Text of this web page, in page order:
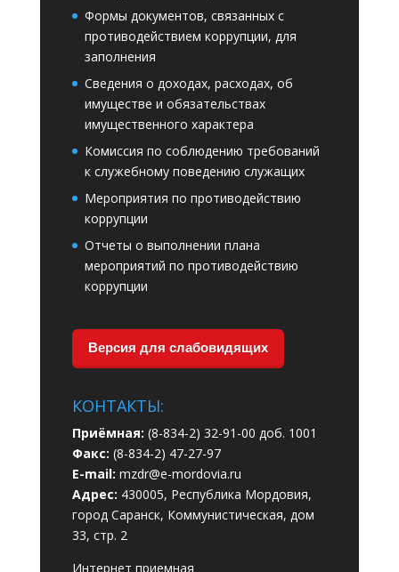
Формы документов, связанных с
противодействием коррупции, для
заполнения
Сведения о доходах, расходах, об
имуществе и обязательствах
имущественного характера
Комиссия по соблюдению требований
к служебному поведению служащих
Мероприятия по противодействию
коррупции
Отчеты о выполнении плана
мероприятий по противодействию
коррупции
Версия для слабовидящих
КОНТАКТЫ:
Приёмная: (8-834-2) 32-91-00 доб. 1001
Факс: (8-834-2) 47-27-97
E-mail: mzdr@e-mordovia.ru
Адрес: 430005, Республика Мордовия,
город Саранск, Коммунистическая, дом
33, стр. 2
Интернет приемная